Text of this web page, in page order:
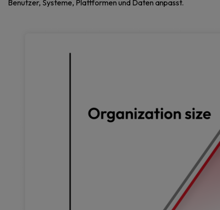
Benutzer, Systeme, Plattformen und Daten anpasst.